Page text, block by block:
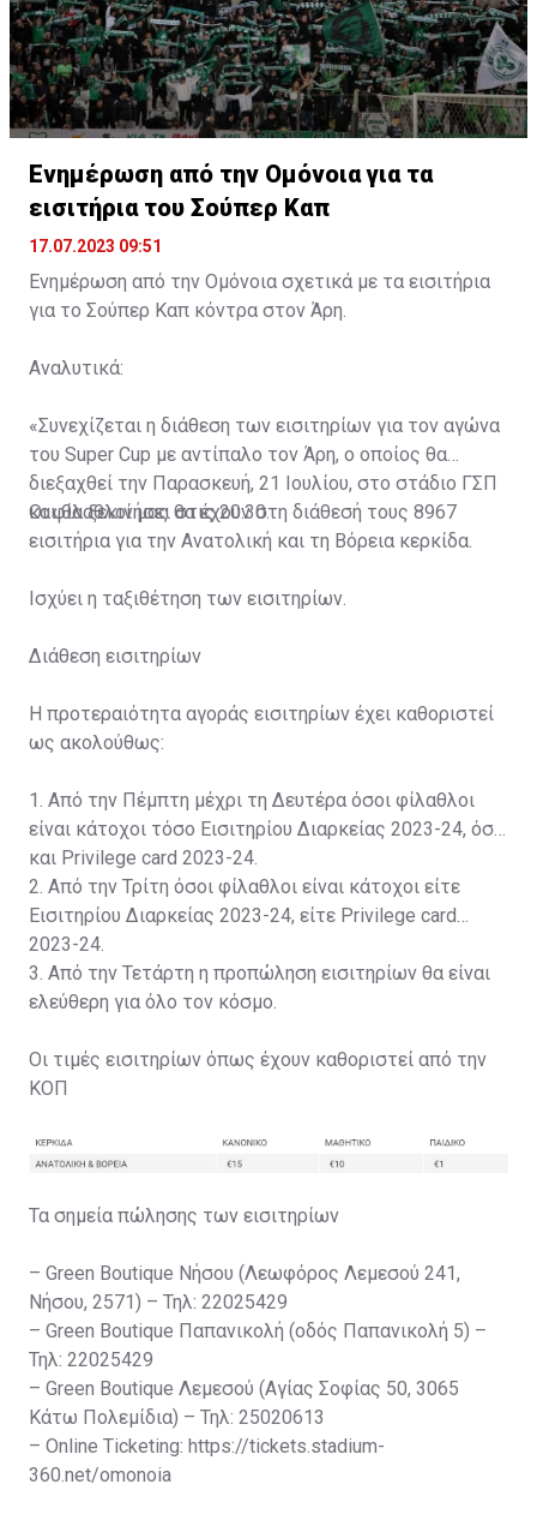
Ενημέρωση από την Ομόνοια για τα
εισιτήρια του Σούπερ Καπ
17.07.2023 09:51
Ενημέρωση από την Ομόνοια σχετικά με τα εισιτήρια
για το Σούπερ Καπ κόντρα στον Άρη.
Αναλυτικά:
«Συνεχίζεται η διάθεση των εισιτηρίων για τον αγώνα
του Super Cup με αντίπαλο τον Άρη, ο οποίος θα
διεξαχθεί την Παρασκευή, 21 Ιουλίου, στο στάδιο ΓΣΠ
και θα ξεκινήσει στις 20:30.
Οι φίλαθλοί μας θα έχουν στη διάθεσή τους 8967
εισιτήρια για την Ανατολική και τη Βόρεια κερκίδα.
Ισχύει η ταξιθέτηση των εισιτηρίων.
Διάθεση εισιτηρίων
Η προτεραιότητα αγοράς εισιτηρίων έχει καθοριστεί
ως ακολούθως:
1. Από την Πέμπτη μέχρι τη Δευτέρα όσοι φίλαθλοι
είναι κάτοχοι τόσο Εισιτηρίου Διαρκείας 2023-24, όσο
και Privilege card 2023-24.
2. Από την Τρίτη όσοι φίλαθλοι είναι κάτοχοι είτε
Εισιτηρίου Διαρκείας 2023-24, είτε Privilege card
2023-24.
3. Από την Τετάρτη η προπώληση εισιτηρίων θα είναι
ελεύθερη για όλο τον κόσμο.
Οι τιμές εισιτηρίων όπως έχουν καθοριστεί από την
ΚΟΠ
Τα σημεία πώλησης των εισιτηρίων
– Green Boutique Νήσου (Λεωφόρος Λεμεσού 241,
Νήσου, 2571) – Τηλ: 22025429
– Green Boutique Παπανικολή (οδός Παπανικολή 5) –
Τηλ: 22025429
– Green Boutique Λεμεσού (Αγίας Σοφίας 50, 3065
Κάτω Πολεμίδια) – Τηλ: 25020613
– Online Ticketing: https://tickets.stadium-
360.net/omonoia